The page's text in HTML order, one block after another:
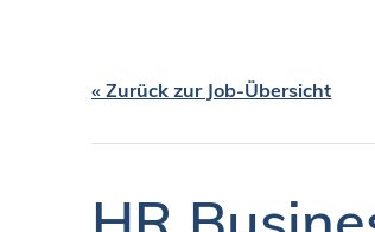
« Zurück zur Job-Übersicht